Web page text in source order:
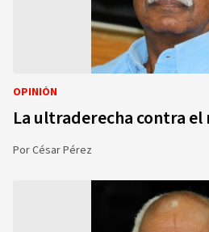
OPINIÓN
La ultraderecha contra
PorCésar Pérez